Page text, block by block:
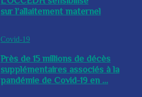
sur l’allaitement maternel
Covid-19
Près de 15 millions de décès
supplémentaires associés à la
pandémie de Covid-19 en ...